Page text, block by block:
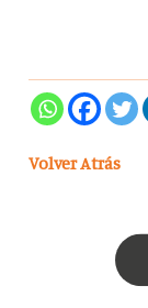
Volver Atrás